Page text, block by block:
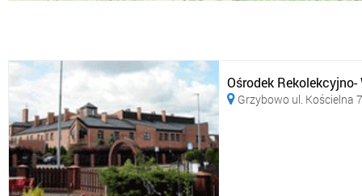
Ośrodek
 Grzybowo ul. Kościelna 7